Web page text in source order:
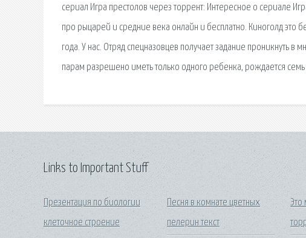
сериал Игра престолов через торрент: Интересное о сериале
про рыцарей и средние века онлайн и бесплатно. Киноголд
года. У нас. Отряд спецназовцев получает задание
парам разрешено иметь только одного ребенка, рождается семь
Links to Important Stuff
Презентация по биологии
клеточное строение
Песня в комнате цветных
пелерин текст
Это